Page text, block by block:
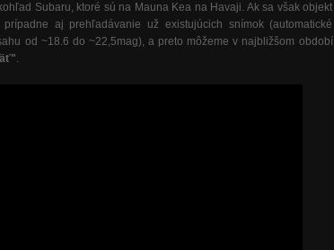
Subaru, ktoré sú na Mauna Kea na Havaji. Ak sa však objekt
aj prehľadávanie už existujúcich snímok (automatické
od ~18.6 do ~22,5mag), a preto môžeme v najbližšom období
.